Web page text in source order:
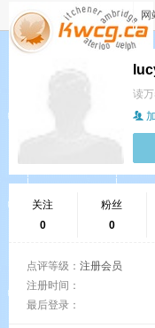
网
读
关注
0
粉丝
0
点评等级： 注册会员
注册时间：
最后登录：